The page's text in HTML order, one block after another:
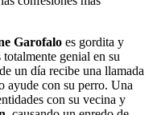
Garofalo es gordita y
genial en su
un día recibe una llamada
ayude con su perro. Una
con su vecina y